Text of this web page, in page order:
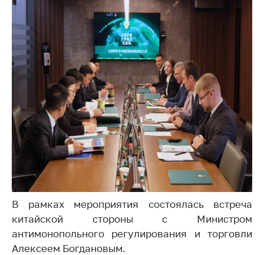
Антимонопольное
регулирование и
конкуренция
Торговля и услуги
Регулирование и
контроль закупок
Защита прав
потребителей
Регулирование
рекламной
деятельности
Международное
сотрудничество
Применение мер
нетарифного
регулирования
В рамках мероприятия состоялась встреча
китайской стороны с Министром
антимонопольного регулирования и торговли
Алексеем Богдановым.